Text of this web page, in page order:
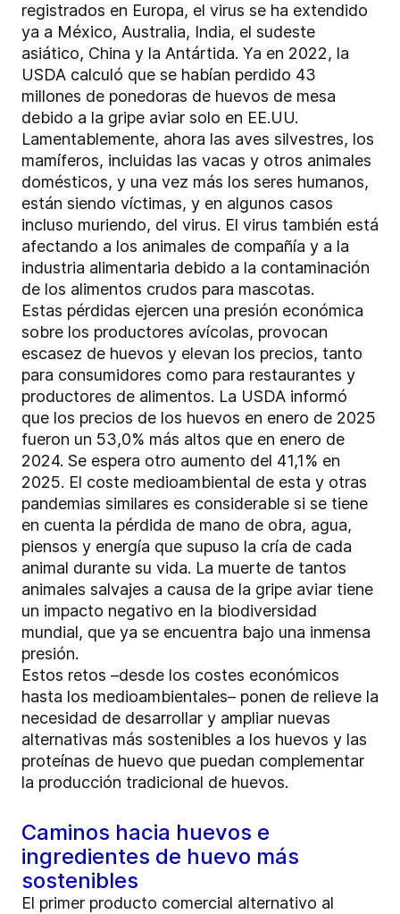
registrados en Europa, el virus se ha extendido
ya a México, Australia, India, el sudeste
asiático, China y la Antártida. Ya en 2022, la
USDA calculó que se habían perdido 43
millones de ponedoras de huevos de mesa
debido a la gripe aviar solo en EE.UU.
Lamentablemente, ahora las aves silvestres, los
mamíferos, incluidas las vacas y otros animales
domésticos, y una vez más los seres humanos,
están siendo víctimas, y en algunos casos
incluso muriendo, del virus. El virus también está
afectando a los animales de compañía y a la
industria alimentaria debido a la contaminación
de los alimentos crudos para mascotas.
Estas pérdidas ejercen una presión económica
sobre los productores avícolas, provocan
escasez de huevos y elevan los precios, tanto
para consumidores como para restaurantes y
productores de alimentos. La USDA informó
que los precios de los huevos en enero de 2025
fueron un 53,0% más altos que en enero de
2024. Se espera otro aumento del 41,1% en
2025. El coste medioambiental de esta y otras
pandemias similares es considerable si se tiene
en cuenta la pérdida de mano de obra, agua,
piensos y energía que supuso la cría de cada
animal durante su vida. La muerte de tantos
animales salvajes a causa de la gripe aviar tiene
un impacto negativo en la biodiversidad
mundial, que ya se encuentra bajo una inmensa
presión.
Estos retos –desde los costes económicos
hasta los medioambientales– ponen de relieve la
necesidad de desarrollar y ampliar nuevas
alternativas más sostenibles a los huevos y las
proteínas de huevo que puedan complementar
la producción tradicional de huevos.
Caminos hacia huevos e
ingredientes de huevo más
sostenibles
El primer producto comercial alternativo al